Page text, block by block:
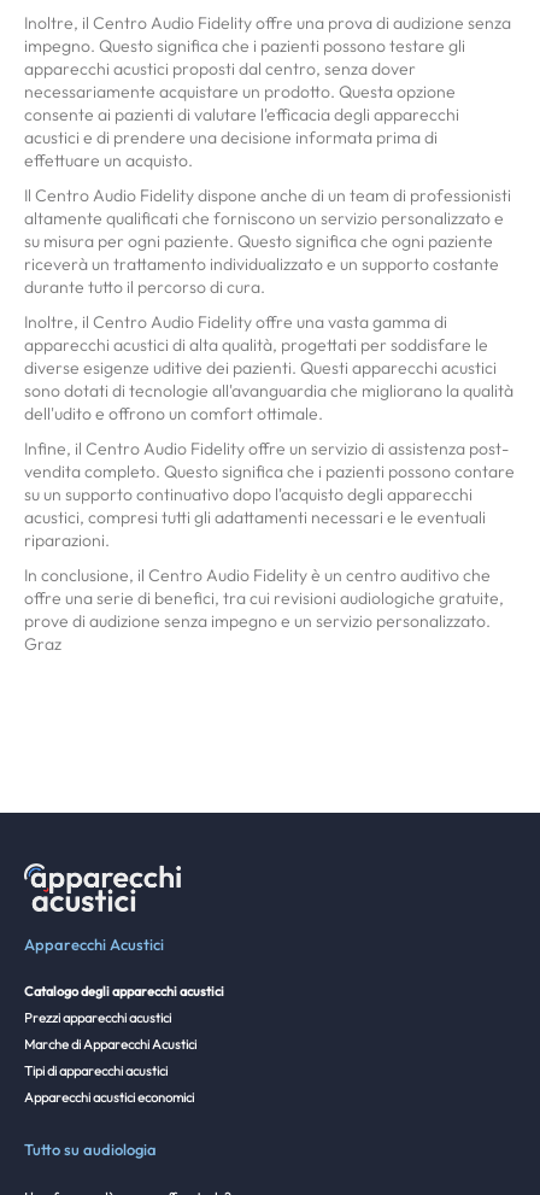
Inoltre, il Centro Audio Fidelity offre una prova di audizione senza
impegno. Questo significa che i pazienti possono testare gli
apparecchi acustici proposti dal centro, senza dover
necessariamente acquistare un prodotto. Questa opzione
consente ai pazienti di valutare l'efficacia degli apparecchi
acustici e di prendere una decisione informata prima di
effettuare un acquisto.
Il Centro Audio Fidelity dispone anche di un team di professionisti
altamente qualificati che forniscono un servizio personalizzato e
su misura per ogni paziente. Questo significa che ogni paziente
riceverà un trattamento individualizzato e un supporto costante
durante tutto il percorso di cura.
Inoltre, il Centro Audio Fidelity offre una vasta gamma di
apparecchi acustici di alta qualità, progettati per soddisfare le
diverse esigenze uditive dei pazienti. Questi apparecchi acustici
sono dotati di tecnologie all'avanguardia che migliorano la qualità
dell'udito e offrono un comfort ottimale.
Infine, il Centro Audio Fidelity offre un servizio di assistenza post-
vendita completo. Questo significa che i pazienti possono contare
su un supporto continuativo dopo l'acquisto degli apparecchi
acustici, compresi tutti gli adattamenti necessari e le eventuali
riparazioni.
In conclusione, il Centro Audio Fidelity è un centro auditivo che
offre una serie di benefici, tra cui revisioni audiologiche gratuite,
prove di audizione senza impegno e un servizio personalizzato.
Graz
Apparecchi Acustici
Catalogo degli apparecchi acustici
Prezzi apparecchi acustici
Marche di Apparecchi Acustici
Tipi di apparecchi acustici
Apparecchi acustici economici
Tutto su audiologia